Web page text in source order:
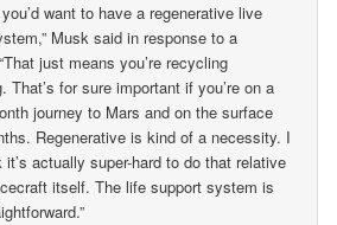
want to have a regenerative live
Musk said in response to a
just means you’re recycling
That’s for sure important if you’re on a
journey to Mars and on the surface
Regenerative is kind of a necessity. I
it’s actually super-hard to do that relative
itself. The life support system is